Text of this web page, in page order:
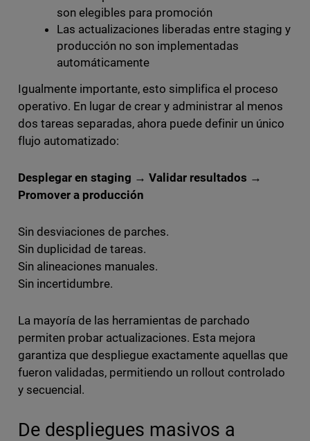
son elegibles para promoción
Las actualizaciones liberadas entre staging y
producción no son implementadas
automáticamente
Igualmente importante, esto simplifica el proceso
operativo. En lugar de crear y administrar al menos
dos tareas separadas, ahora puede definir un único
flujo automatizado:
Desplegar en staging → Validar resultados →
Promover a producción
Sin desviaciones de parches.
Sin duplicidad de tareas.
Sin alineaciones manuales.
Sin incertidumbre.
La mayoría de las herramientas de parchado
permiten probar actualizaciones. Esta mejora
garantiza que despliegue exactamente aquellas que
fueron validadas, permitiendo un rollout controlado
y secuencial.
De despliegues masivos a